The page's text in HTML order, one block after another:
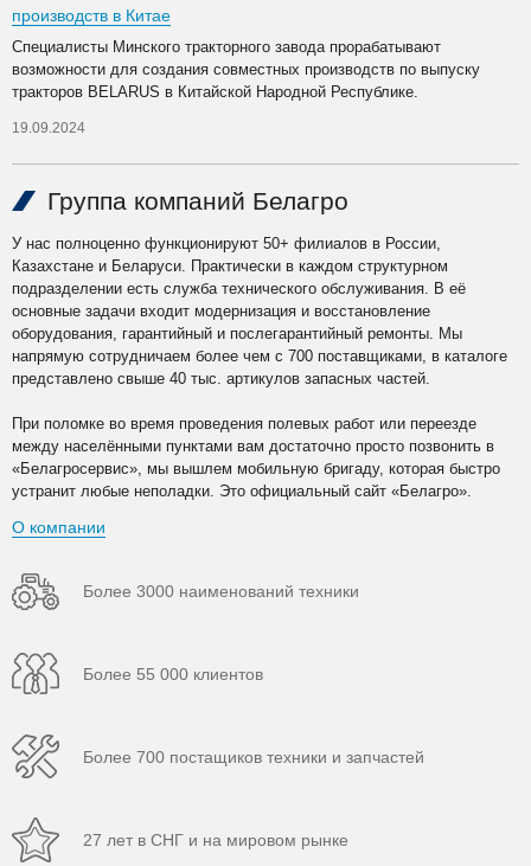
производств в Китае
Специалисты Минского тракторного завода прорабатывают
возможности для создания совместных производств по выпуску
тракторов BELARUS в Китайской Народной Республике.
19.09.2024
Группа компаний Белагро
У нас полноценно функционируют 50+ филиалов в России,
Казахстане и Беларуси. Практически в каждом структурном
подразделении есть служба технического обслуживания. В её
основные задачи входит модернизация и восстановление
оборудования, гарантийный и послегарантийный ремонты. Мы
напрямую сотрудничаем более чем с 700 поставщиками, в каталоге
представлено свыше 40 тыс. артикулов запасных частей.
При поломке во время проведения полевых работ или переезде
между населёнными пунктами вам достаточно просто позвонить в
«Белагросервис», мы вышлем мобильную бригаду, которая быстро
устранит любые неполадки. Это официальный сайт «Белагро».
О компании
Более 3000 наименований техники
Более 55 000 клиентов
Более 700 постащиков техники и запчастей
27 лет в СНГ и на мировом рынке